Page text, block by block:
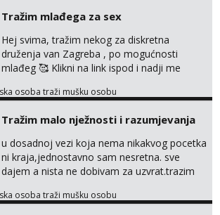
Tražim mlađega za sex
Hej svima, tražim nekog za diskretna
druženja van Zagreba , po mogućnosti
mlađeg 🥰 Klikni na link ispod i nadji me
osoba traži mušku osobu
Tražim malo nježnosti i razumjevanja
u dosadnoj vezi koja nema nikakvog pocetka
ni kraja,jednostavno sam nesretna. sve
dajem a nista ne dobivam za uzvrat.trazim
trazim puno samo malo njeznosti i
osoba traži mušku osobu